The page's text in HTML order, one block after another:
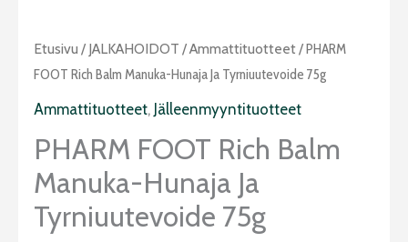
Etusivu / JALKAHOIDOT /Ammattituotteet/ PHARM
FOOT Rich Balm Manuka-Hunaja Ja Tyrniuutevoide 75g
Ammattituotteet, Jälleenmyyntituotteet
PHARM FOOT Rich Balm
Manuka-Hunaja Ja
Tyrniuutevoide 75g
PHARM
FOOT
Rich
Manuka-
hunaja
tyrniuutevoide